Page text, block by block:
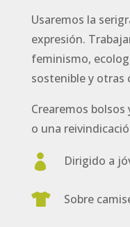
Usaremos la
expresión.
feminismo,
sostenible y otras
Crearemos
o una
 Dirigido a
 Sobre